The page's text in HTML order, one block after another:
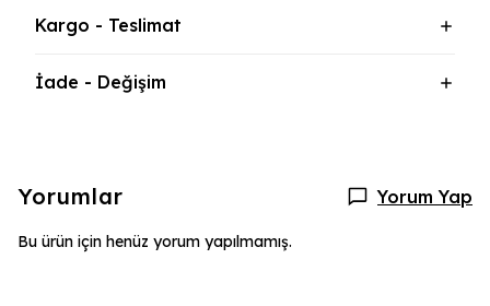
Kargo - Teslimat
İade - Değişim
Yorumlar Yorum Yap
Bu ürün için henüz yorum yapılmamış.